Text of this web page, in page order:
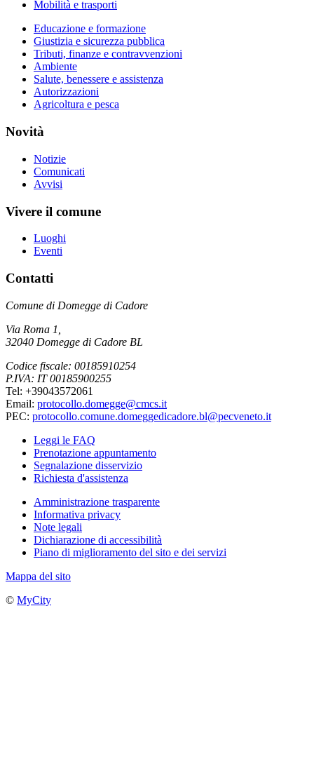
Mobilità e trasporti
Educazione e formazione
Giustizia e sicurezza pubblica
Tributi, finanze e contravvenzioni
Ambiente
Salute, benessere e assistenza
Autorizzazioni
Agricoltura e pesca
Novità
Notizie
Comunicati
Avvisi
Vivere il comune
Luoghi
Eventi
Contatti
Comune di Domegge di Cadore
Via Roma 1,
32040 Domegge di Cadore BL
Codice fiscale: 00185910254
P.IVA: IT 00185900255
Tel: +39043572061
Email: protocollo.domegge@cmcs.it
PEC: protocollo.comune.domeggedicadore.bl@pecveneto.it
Leggi le FAQ
Prenotazione appuntamento
Segnalazione disservizio
Richiesta d'assistenza
Amministrazione trasparente
Informativa privacy
Note legali
Dichiarazione di accessibilità
Piano di miglioramento del sito e dei servizi
Mappa del sito
© MyCity